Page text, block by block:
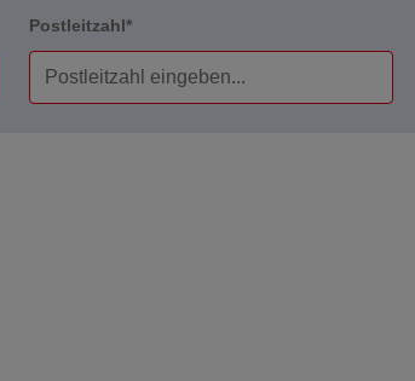
Postleitzahl*